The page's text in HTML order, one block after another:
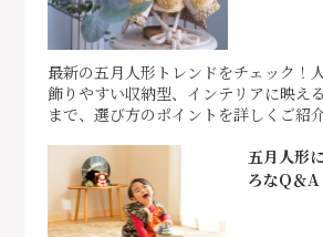
最新の五月人形トレンドをチェック！
飾りやすい収納型、インテリアに映え
まで、選び方のポイントを詳しくご紹
五月人形
ろなQ＆A